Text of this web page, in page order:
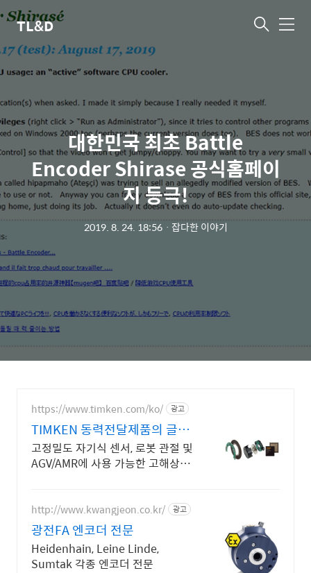
TL&D 메
대한민국 최초 Battle
Encoder Shirase 공식홈페이
지 등극!
2019. 8. 24. 18:56ㆍ 잡다한 이야기
https://www.timken.com/ko/ 광고
TIMKEN 동력전달제품의 글로
벌 리더
고정밀도 자기식 센서, 로봇 관절 및
AGV/AMR에 사용 가능한 고해상도
http://www.kwangjeon.co.kr/ 광고
광전FA 엔코더 전문
Heidenhain, Leine Linde,
Sumtak 각종 엔코더 전문